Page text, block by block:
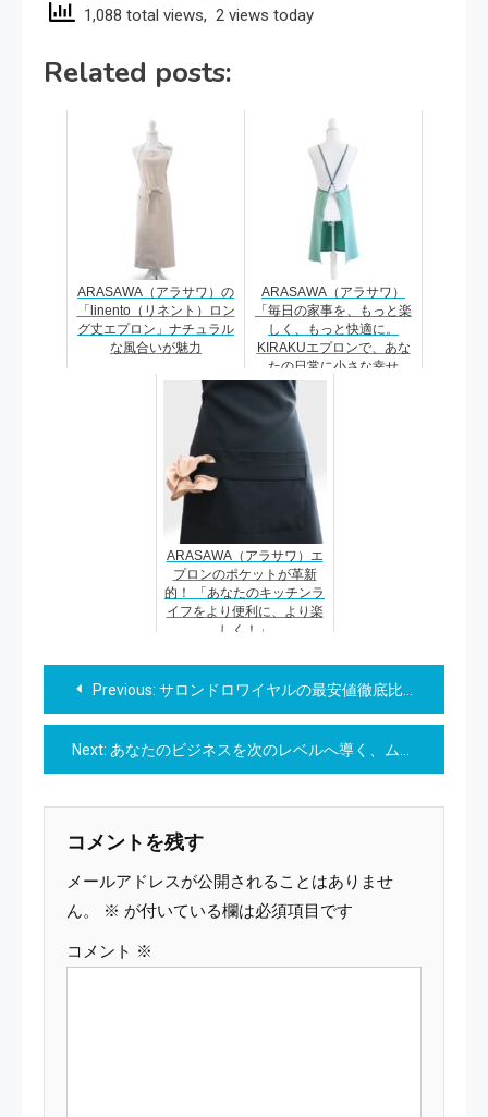
1,088 total views, 2 views today
Related posts:
ARASAWA（アラサワ）の
「linento（リネント）ロン
グ丈エプロン」ナチュラル
な風合いが魅力
ARASAWA（アラサワ）
「毎日の家事を、もっと楽
しく、もっと快適に。
KIRAKUエプロンで、あな
たの日常に小さな幸せ
ARASAWA（アラサワ）エ
プロンのポケットが革新
的！ 「あなたのキッチンラ
イフをより便利に、より楽
しく！」
投
稿
ナ
ビ
ゲ
ー
シ
Previous: サロンドロワイヤルの最安値徹底比較・おいしさをお得に購入する喜び！
Next: あなたのビジネスを次のレベルへ導く、ムームーメールのメールソリューション!
コメントを残す
メールアドレスが公開されることはありませ
ん。
※ が付いている欄は必須項目です
コメント ※